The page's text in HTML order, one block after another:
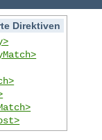
Direktiven